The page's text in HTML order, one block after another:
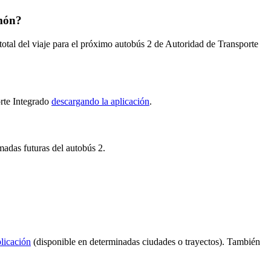
del viaje para el próximo autobús 2 de Autoridad de Transporte
Integrado descargando la aplicación.
futuras del autobús 2.
(disponible en determinadas ciudades o trayectos). También